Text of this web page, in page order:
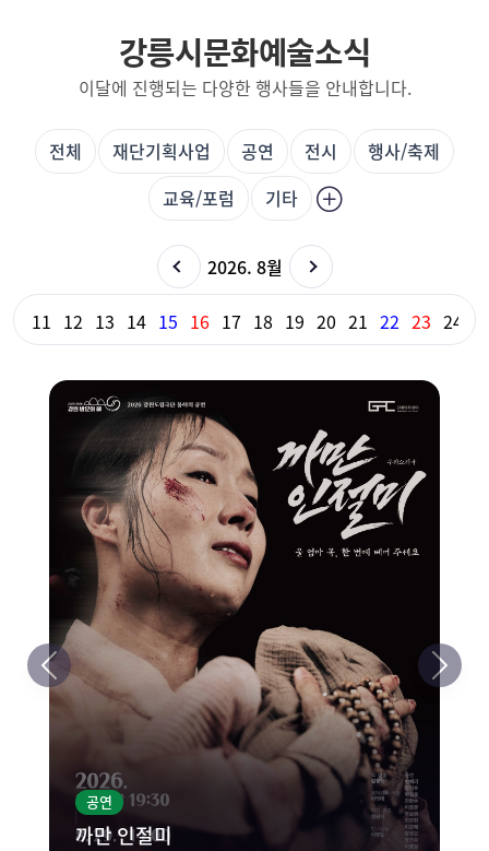
강릉시문화예술소식
이달에 진행되는 다양한 행사들을 안내합니다.
전체 재단기획사업 공연 전시
행사/축제
교육/포럼
기타
2026. 8월
10 11 12 13 14 15 16 17 18 19 20 21 22 23 24
공연
까만 인절미